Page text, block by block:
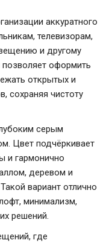
аккуратного
телевизорам,
и другому
оформить
открытых и
сохраняя чистоту
серым
Цвет подчёркивает
и гармонично
деревом и
вариант отлично
минимализм,
решений.
где